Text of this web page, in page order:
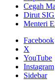
Cegah
Dirut SIG
Menteri
Facebook
X
YouTube
Instagram
Sidebar